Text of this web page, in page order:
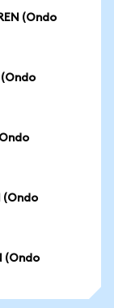
(Ondo
(Ondo
(Ondo
(Ondo